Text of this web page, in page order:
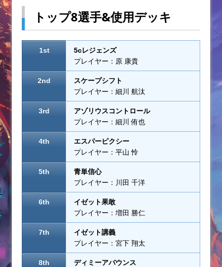
トップ8選手&使用デッキ
1st
5cレジェンズ
プレイヤー：原 康貴
2nd
スケープシフト
プレイヤー：細川 航汰
3rd
アゾリウスコントロール
プレイヤー：細川 侑也
4th
エスパーピクシー
プレイヤー：平山 怜
5th
青単信心
プレイヤー：川田 千洋
6th
イゼット果敢
プレイヤー：増田 勝仁
7th
イゼット講義
プレイヤー：宮下 翔太
8th
ディミーアバウンス